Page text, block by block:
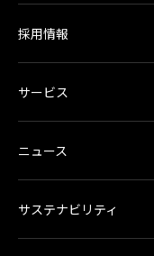
採用情報
サービス
ニュース
サステナビリティ